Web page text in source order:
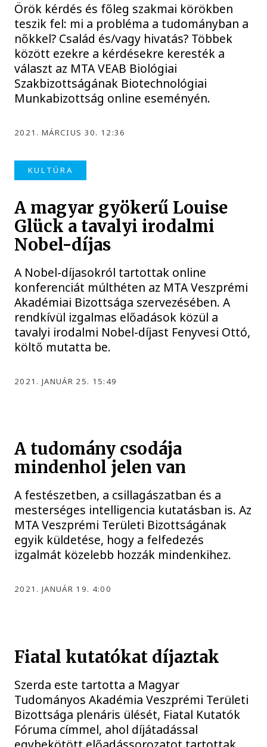
Örök kérdés és főleg szakmai körökben
teszik fel: mi a probléma a tudományban a
nőkkel? Család és/vagy hivatás? Többek
között ezekre a kérdésekre keresték a
választ az MTA VEAB Biológiai
Szakbizottságának Biotechnológiai
Munkabizottság online eseményén.
2021. MÁRCIUS 30. 12:36
KULTÚRA
A magyar gyökerű Louise
Glück a tavalyi irodalmi
Nobel-díjas
A Nobel-díjasokról tartottak online
konferenciát múlthéten az MTA Veszprémi
Akadémiai Bizottsága szervezésében. A
rendkívül izgalmas előadások közül a
tavalyi irodalmi Nobel-díjast Fenyvesi Ottó,
költő mutatta be.
2021. JANUÁR 25. 15:49
A tudomány csodája
mindenhol jelen van
A festészetben, a csillagászatban és a
mesterséges intelligencia kutatásban is. Az
MTA Veszprémi Területi Bizottságának
egyik küldetése, hogy a felfedezés
izgalmát közelebb hozzák mindenkihez.
2021. JANUÁR 19. 4:00
Fiatal kutatókat díjaztak
Szerda este tartotta a Magyar
Tudományos Akadémia Veszprémi Területi
Bizottsága plenáris ülését, Fiatal Kutatók
Fóruma címmel, ahol díjátadással